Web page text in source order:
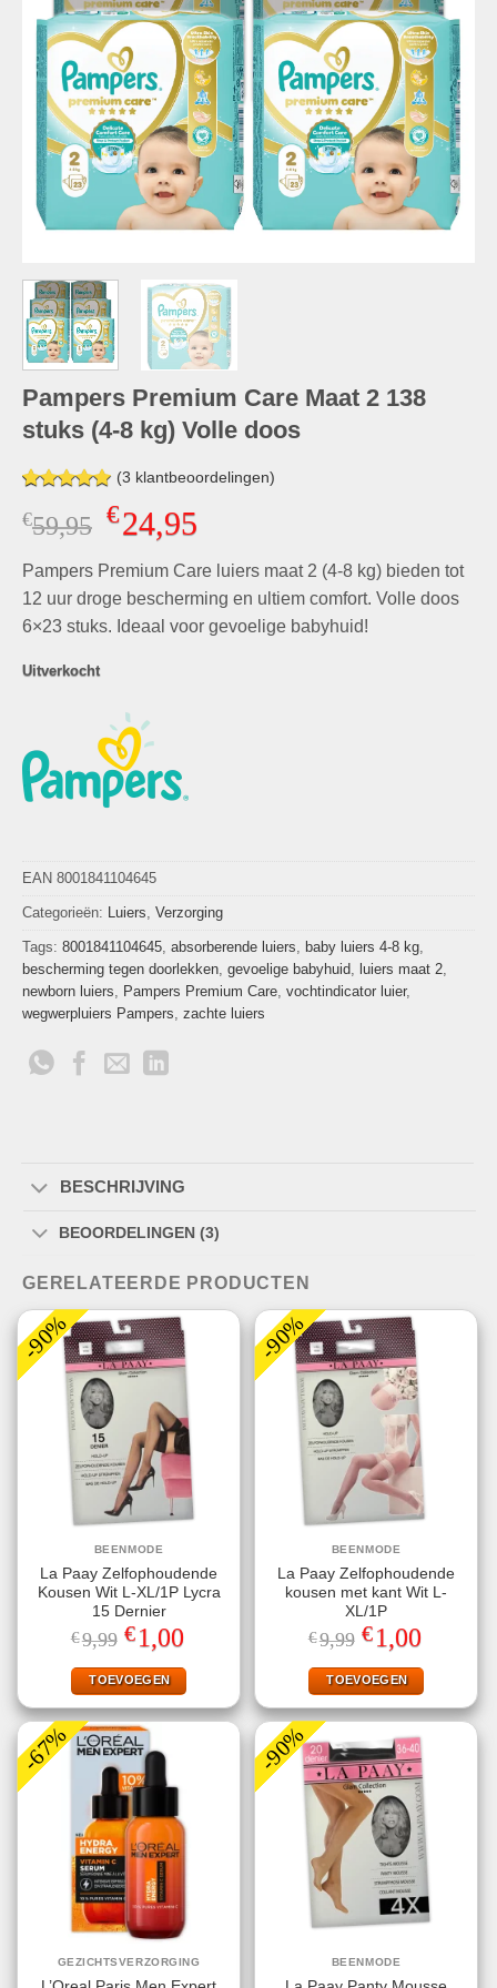
Pampers Premium Care Maat 2 138
stuks (4-8 kg) Volle doos
Gewaardeerd
5.00op 5
gebaseerd
waarderingen
(3 klantbeoordelingen)
€59,95 Oorspronkelijke
was:
€59,95.
€24,95Huidige
is:
€24,95.
Pampers Premium Care luiers maat 2 (4-8 kg) bieden tot
12 uur droge bescherming en ultiem comfort. Volle doos
6×23 stuks. Ideaal voor gevoelige babyhuid!
Uitverkocht
EAN 8001841104645
Categorieën: Luiers, Verzorging
Tags: 8001841104645, absorberende luiers, baby luiers 4-8 kg,
bescherming tegen doorlekken, gevoelige babyhuid, luiers maat 2,
newborn luiers, Pampers Premium Care, vochtindicator luier,
wegwerpluiers Pampers, zachte luiers
BESCHRIJVING
BEOORDELINGEN (3)
GERELATEERDE PRODUCTEN
-90%
BEENMODE
La Paay Zelfophoudende
Kousen Wit L-XL/1P Lycra
15 Dernier
€9,99 Oorspronkelijke
prijs
was:
€9,99.
€1,00
is:
€1,00.
TOEVOEGEN
-90%
BEENMODE
La Paay Zelfophoudende
kousen met kant Wit L-
XL/1P
€9,99 Oorspronkelijke
prijs
was:
€9,99.
€1,00
is:
€1,00.
TOEVOEGEN
-67%
GEZICHTSVERZORGING
-90%
BEENMODE